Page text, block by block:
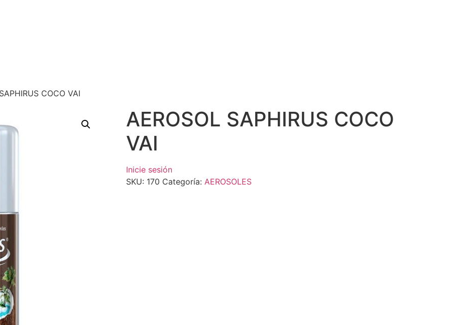
COCO VAI
AEROSOL SAPHIRUS COCO
VAI
Inicie sesión
SKU: 170 Categoría: AEROSOLES